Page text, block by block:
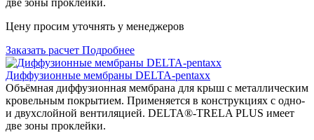
Цену просим уточнять у менеджеров
Заказать расчет Подробнее
Диффузионные мембраны DELTA-pentaxx
Объёмная диффузионная мембрана для крыш с металлическим
кровельным покрытием. Применяется в конструкциях с одно-
и двухслойной вентиляцией. DELTA®-TRELA PLUS имеет
две зоны проклейки.